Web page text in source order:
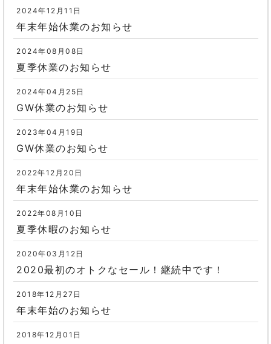
2024年12月11日
年末年始休業のお知らせ
2024年08月08日
夏季休業のお知らせ
2024年04月25日
GW休業のお知らせ
2023年04月19日
GW休業のお知らせ
2022年12月20日
年末年始休業のお知らせ
2022年08月10日
夏季休暇のお知らせ
2020年03月12日
2020最初のオトクなセール！継続中です！
2018年12月27日
年末年始のお知らせ
2018年12月01日